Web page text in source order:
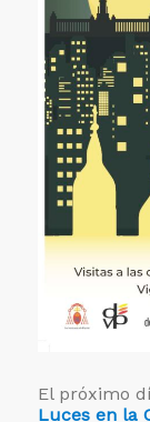
El próximo
Luces en la